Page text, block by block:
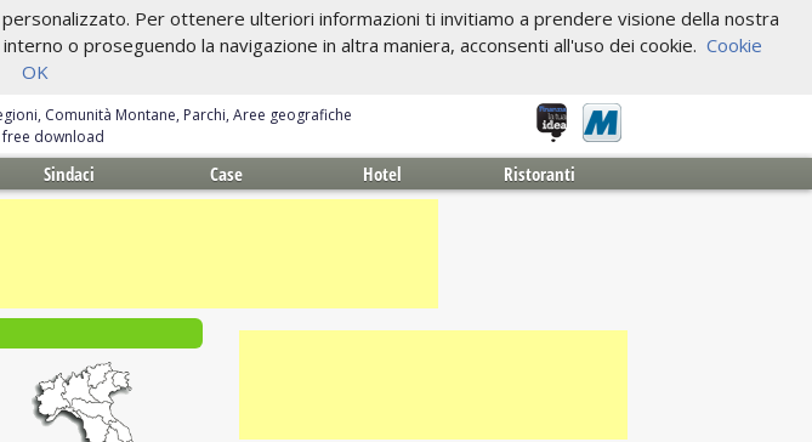
Per ottenere ulteriori informazioni ti invitiamo a prendere visione della nostra
o proseguendo la navigazione in altra maniera, acconsenti all'uso dei cookie. Cookie
OK
Comunità Montane, Parchi, Aree geografiche
free download
Sindaci Case Hotel Ristoranti